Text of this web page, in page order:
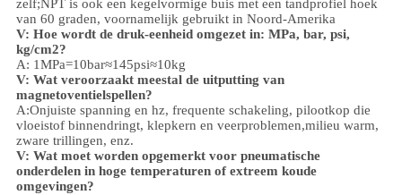
zelf;NPT is ook een kegelvormige buis met een tandprofiel hoek
van 60 graden, voornamelijk gebruikt in Noord-Amerika
V: Hoe wordt de druk-eenheid omgezet in: MPa, bar, psi,
kg/cm2?
A: 1MPa=10bar≈145psi≈10kg
V: Wat veroorzaakt meestal de uitputting van
magnetoventielspellen?
A:Onjuiste spanning en hz, frequente schakeling, pilootkop die
vloeistof binnendringt, klepkern en veerproblemen,milieu warm,
zware trillingen, enz.
V: Wat moet worden opgemerkt voor pneumatische
onderdelen in hoge temperaturen of extreem koude
omgevingen?